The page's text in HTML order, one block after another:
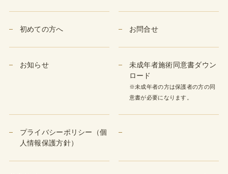
初めての方へ お問合せ
お知らせ
未成年者施術同意書ダウン
ロード
※未成年者の方は保護者の方の同
意書が必要になります。
プライバシーポリシー（個
人情報保護方針）